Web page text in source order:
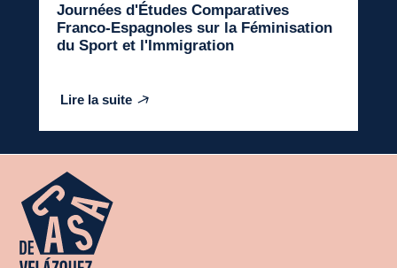
Journées d'Études Comparatives
Franco-Espagnoles sur la Féminisation
du Sport et l'Immigration
Lire la suite